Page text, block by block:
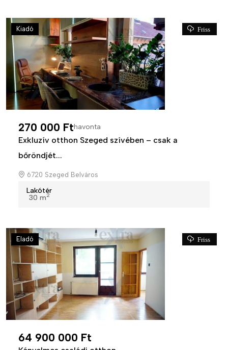
Kiadó Friss
270 000 Fthavonta
Exkluzív otthon Szeged szívében – csak a
bőröndjét...
6720 Szeged Belváros
Lakótér
30 m2
Eladó Friss
64 900 000 Ft